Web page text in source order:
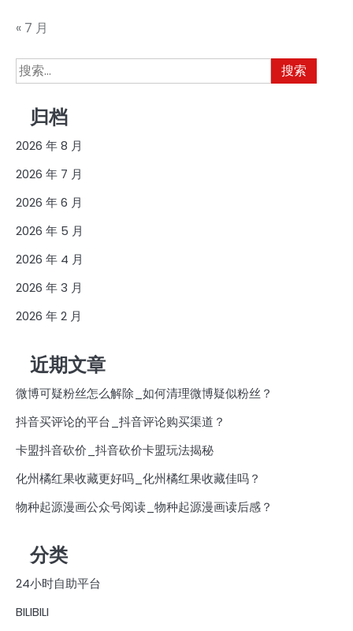
« 7 月
搜
索：
归档
2026 年 8 月
2026 年 7 月
2026 年 6 月
2026 年 5 月
2026 年 4 月
2026 年 3 月
2026 年 2 月
近期文章
微博可疑粉丝怎么解除_如何清理微博疑似粉丝？
抖音买评论的平台_抖音评论购买渠道？
卡盟抖音砍价_抖音砍价卡盟玩法揭秘
化州橘红果收藏更好吗_化州橘红果收藏佳吗？
物种起源漫画公众号阅读_物种起源漫画读后感？
分类
24小时自助平台
BILIBILI